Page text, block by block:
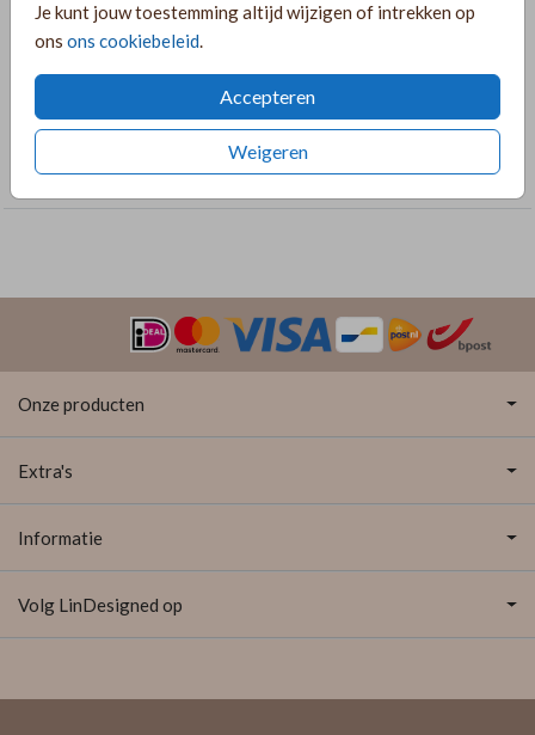
Je kunt jouw toestemming altijd wijzigen of intrekken op
ons ons cookiebeleid.
Accepteren
Weigeren
2 mooie menukaarten in boogvorm met een gaatje om
daaraan het naamkaartje te bevestigen. Bijpassende
naamkaartjes zijn ook via de shop te verkrijgen.
COLLECTIE
Rechthoekige labelkaarten
Onze producten
Extra's
Informatie
Volg LinDesigned op